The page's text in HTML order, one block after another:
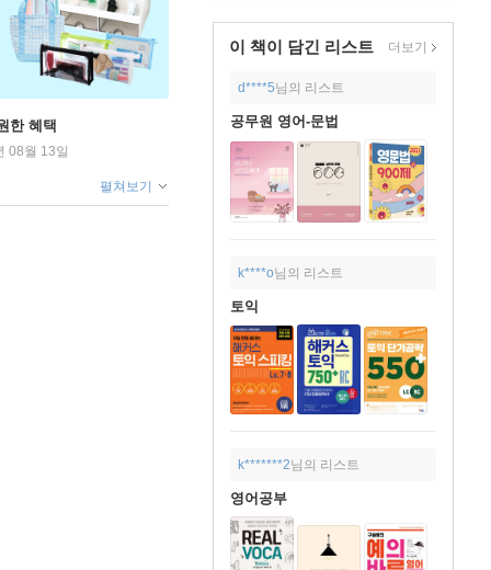
이 책이 담긴 리스트 더보기
d****5님의 리스트
공무원 영어-문법
k****o님의 리스트
토익
k*******2님의 리스트
영어공부
한 혜택
08월 13일
펼쳐보기